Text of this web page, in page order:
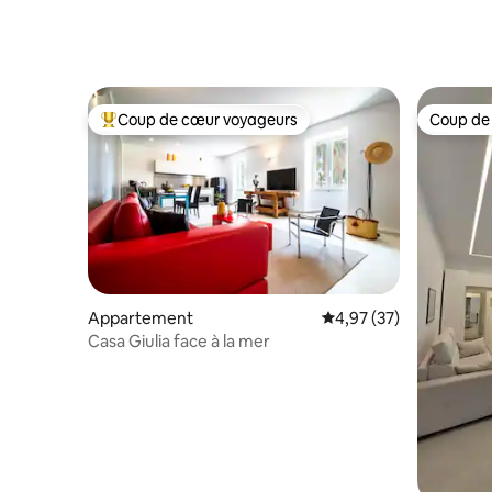
Coups de cœur voyageurs les plus appréciés
Coup de cœur voyageurs
Appartement Évaluation moyenne
4,97 (37)
Casa Giulia face à la mer
Coup
Coup